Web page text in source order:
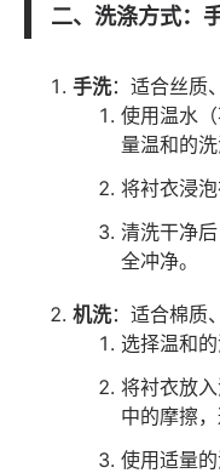
二、洗涤方式：
手洗：适合丝质
使用温水
量温和的洗
将衬衣浸
清洗干净
全冲净。
机洗：适合棉质
选择温和
将衬衣放
中的摩擦，
使用适量